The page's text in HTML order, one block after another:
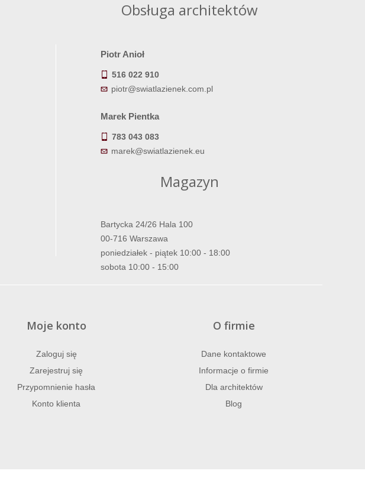
Obsługa architektów
Piotr Anioł
516 022 910
piotr@swiatlazienek.com.pl
Marek Pientka
783 043 083
marek@swiatlazienek.eu
Magazyn
Bartycka 24/26 Hala 100
00-716 Warszawa
poniedziałek - piątek 10:00 - 18:00
sobota 10:00 - 15:00
Moje konto
Zaloguj się
Zarejestruj się
Przypomnienie hasła
Konto klienta
O firmie
Dane kontaktowe
Informacje o firmie
Dla architektów
Blog